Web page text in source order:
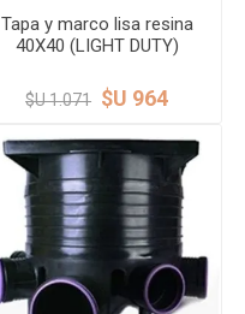
Tapa y marco lisa resina
40X40 (LIGHT DUTY)
$U 1.071 $U 964